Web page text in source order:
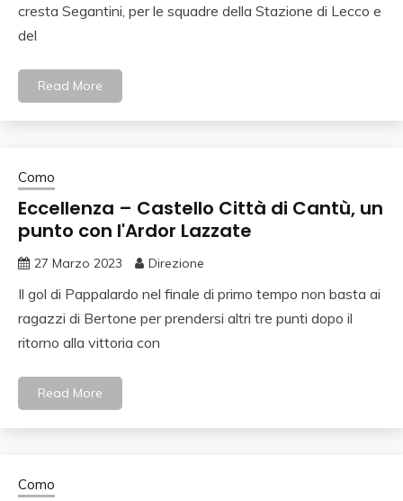
cresta Segantini, per le squadre della Stazione di Lecco e
del
Read More
Como
Eccellenza – Castello Città di Cantù, un
punto con l'Ardor Lazzate
27 Marzo 2023 Direzione
Il gol di Pappalardo nel finale di primo tempo non basta ai
ragazzi di Bertone per prendersi altri tre punti dopo il
ritorno alla vittoria con
Read More
Como